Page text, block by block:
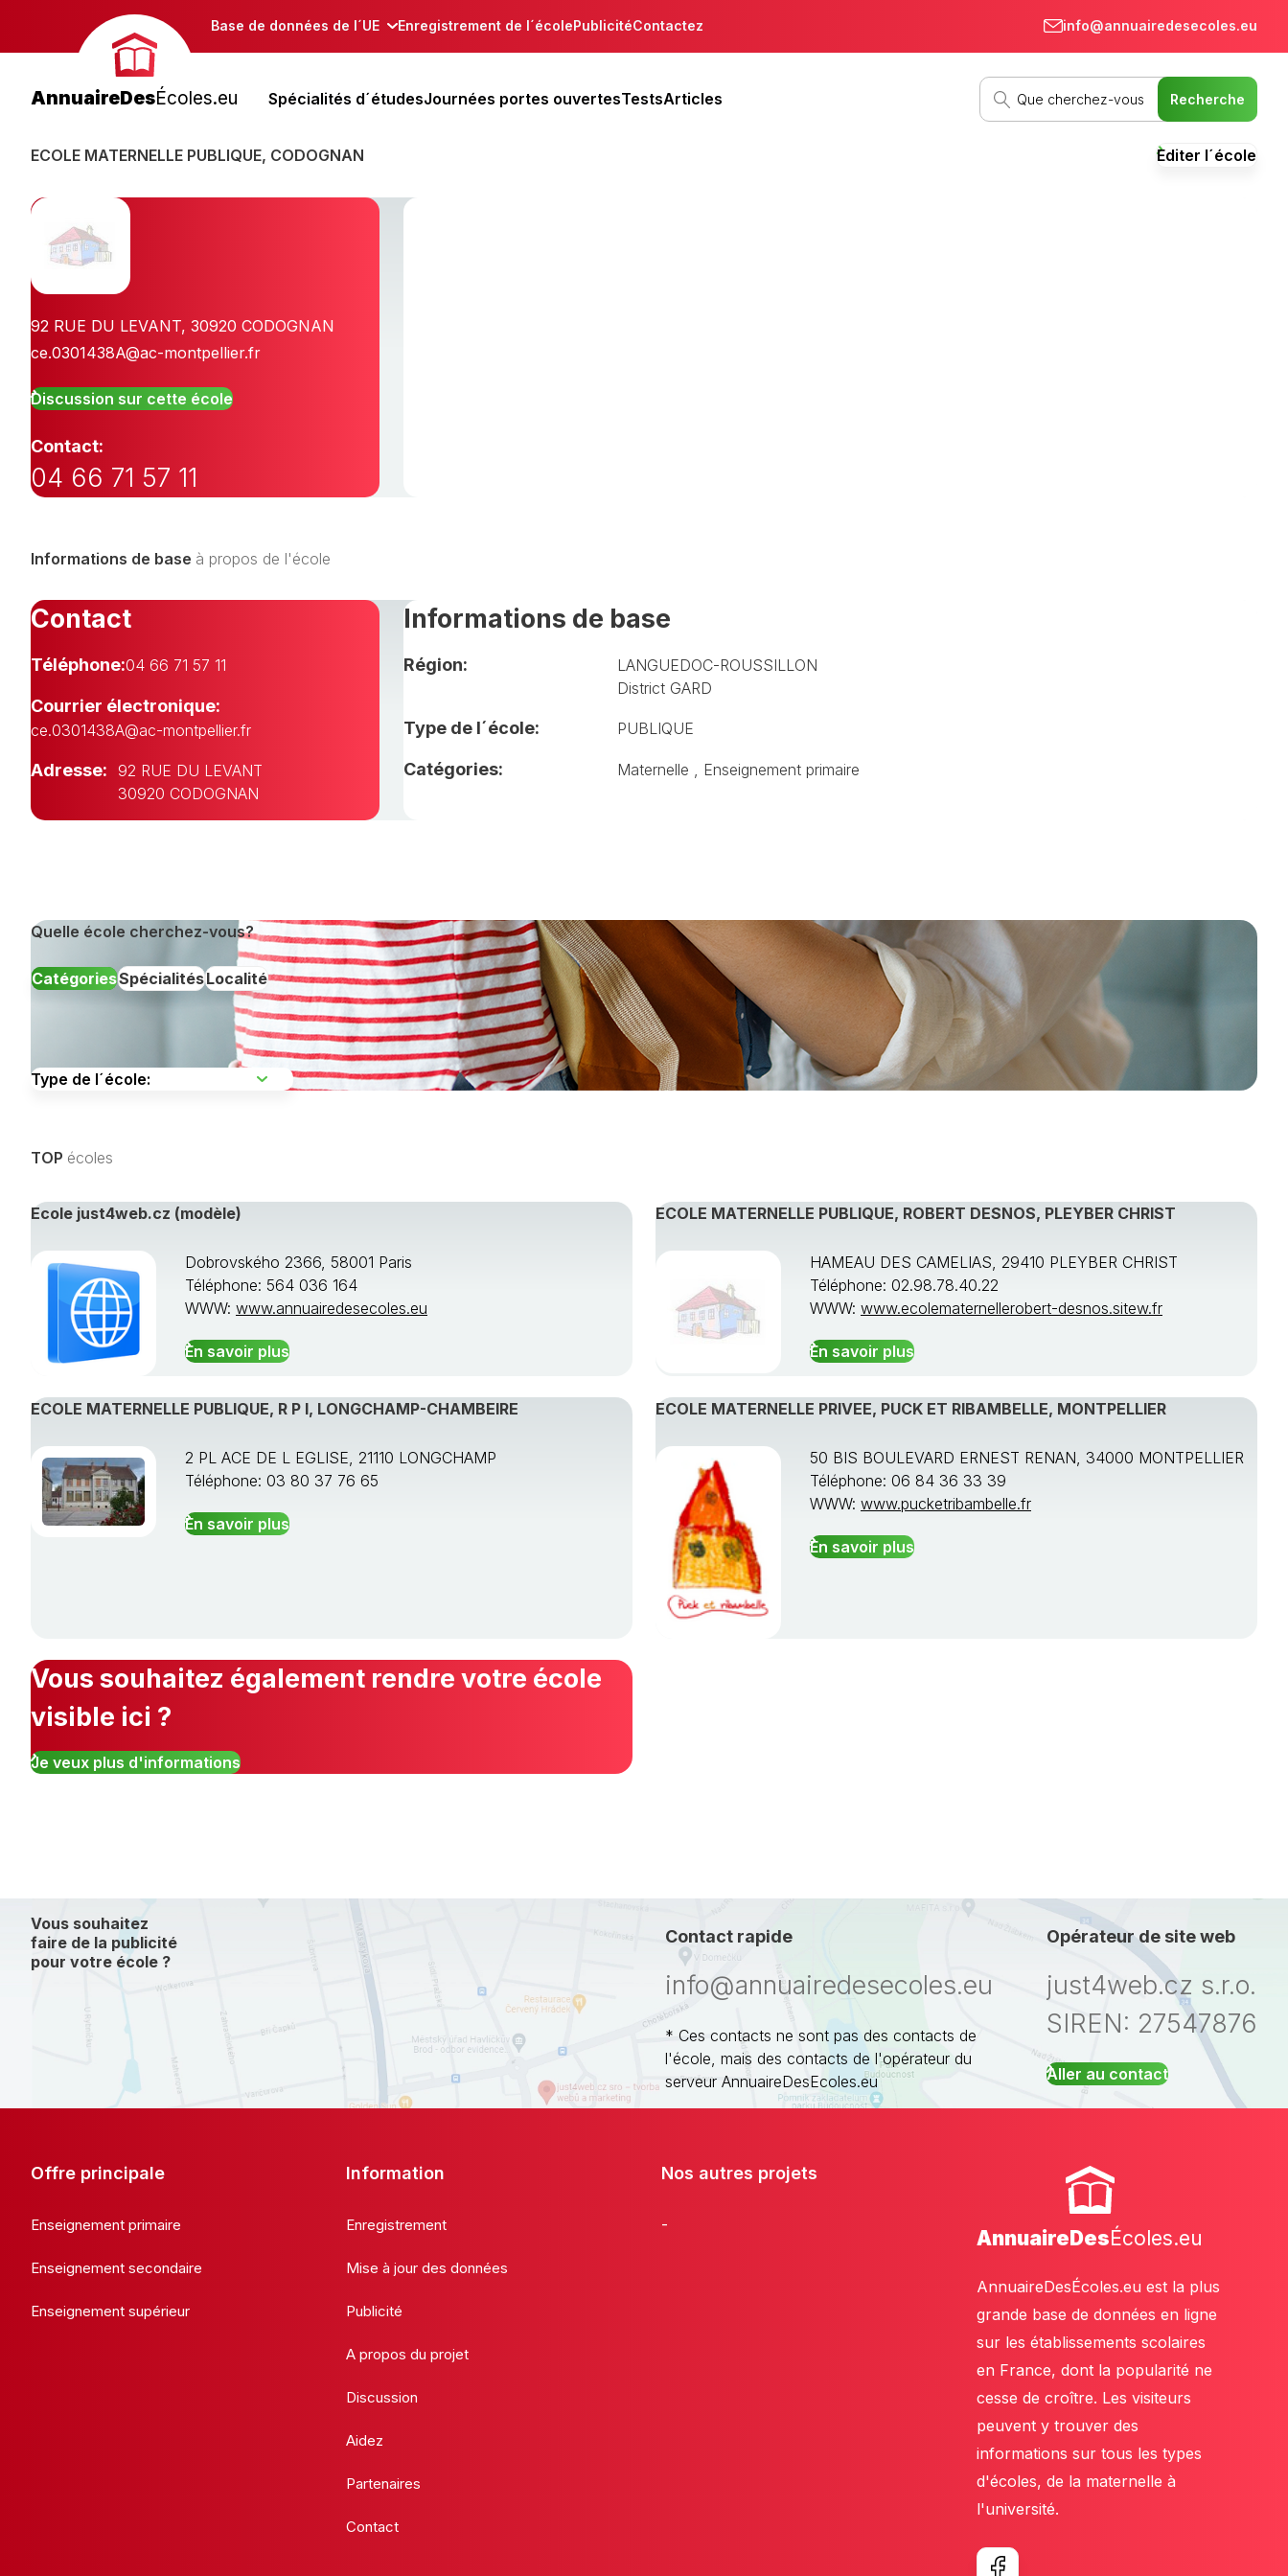
Base de données de l´UE Enregistrement de l´écolePublicitéContactez info@annuairedesecoles.eu
AnnuaireDesÉcoles.eu Spécialités d´étudesJournées portes ouvertesTestsArticles
ECOLE MATERNELLE PUBLIQUE, CODOGNAN Editer l´école
92 RUE DU LEVANT, 30920 CODOGNAN
ce.0301438A@ac-montpellier.fr
Discussion sur cette école
Contact:
04 66 71 57 11
Informations de base à propos de l'école
Contact
Téléphone:04 66 71 57 11
Courrier électronique:
ce.0301438A@ac-montpellier.fr
Adresse:
92 RUE DU LEVANT
30920 CODOGNAN
Informations de base
Région:
LANGUEDOC-ROUSSILLON
District GARD
Type de l´école: PUBLIQUE
Catégories: Maternelle , Enseignement primaire
Quelle école cherchez-vous?
CatégoriesSpécialitésLocalité
TOP écoles
Ecole just4web.cz (modèle)
Dobrovského 2366, 58001 Paris
Téléphone: 564 036 164
WWW: www.annuairedesecoles.eu
En savoir plus
ECOLE MATERNELLE PUBLIQUE, ROBERT DESNOS, PLEYBER CHRIST
HAMEAU DES CAMELIAS, 29410 PLEYBER CHRIST
Téléphone: 02.98.78.40.22
WWW: www.ecolematernellerobert-desnos.sitew.fr
En savoir plus
ECOLE MATERNELLE PUBLIQUE, R P I, LONGCHAMP-CHAMBEIRE
2 PL ACE DE L EGLISE, 21110 LONGCHAMP
Téléphone: 03 80 37 76 65
En savoir plus
ECOLE MATERNELLE PRIVEE, PUCK ET RIBAMBELLE, MONTPELLIER
50 BIS BOULEVARD ERNEST RENAN, 34000 MONTPELLIER
Téléphone: 06 84 36 33 39
WWW: www.pucketribambelle.fr
En savoir plus
Vous souhaitez également rendre votre école
visible ici ?
Je veux plus d'informations
Vous souhaitez
faire de la publicité
pour votre école ?
Contact rapide
info@annuairedesecoles.eu
* Ces contacts ne sont pas des contacts de
l'école, mais des contacts de l'opérateur du
serveur AnnuaireDesEcoles.eu
Opérateur de site web
just4web.cz s.r.o.
SIREN: 27547876
Aller au contact
Offre principale
Enseignement primaire
Enseignement secondaire
Enseignement supérieur
Information
Enregistrement
Mise à jour des données
Publicité
A propos du projet
Discussion
Aidez
Partenaires
Contact
Nos autres projets
-
AnnuaireDesÉcoles.eu
AnnuaireDesÉcoles.eu est la plus
grande base de données en ligne
sur les établissements scolaires
en France, dont la popularité ne
cesse de croître. Les visiteurs
peuvent y trouver des
informations sur tous les types
d'écoles, de la maternelle à
l'université.